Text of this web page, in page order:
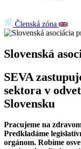
Členská zóna
Slovenská
SEVA
sektora v
Slovensku
Pracujeme na
Predkladáme
orgánom. Robíme